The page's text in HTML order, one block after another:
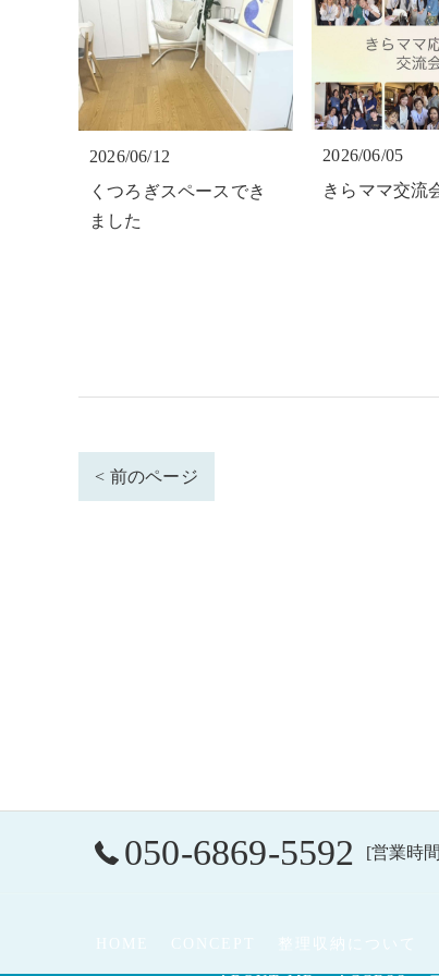
2026/06/12
くつろぎスペースでき
ました
2026/06/05
きらママ交流
< 前のページ
050-6869-5592 [営業時
HOME CONCEPT 整理収納について